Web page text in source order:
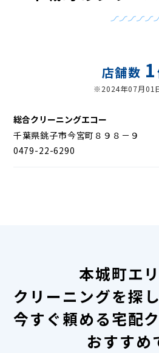
店舗数 1
※2024年07月01
総合クリーニングエコー
千葉県銚子市今宮町８９８－９
0479-22-6290
本城町エ
クリーニングを探
今すぐ頼める宅配
おすすめ